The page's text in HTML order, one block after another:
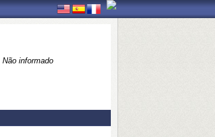
Não informado